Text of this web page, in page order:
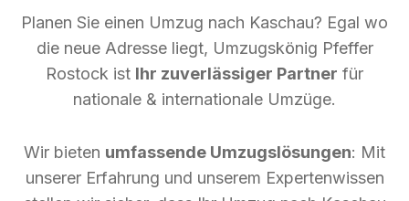
Planen Sie einen Umzug nach Kaschau? Egal wo
die neue Adresse liegt, Umzugskönig Pfeffer
Rostock ist Ihr zuverlässiger Partner für
nationale & internationale Umzüge.
Wir bieten umfassende Umzugslösungen: Mit
unserer Erfahrung und unserem Expertenwissen